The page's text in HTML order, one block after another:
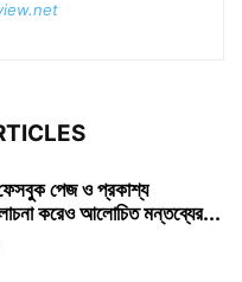
পেজ ও প্রকাশ্য
করেও আলোচিত মন্তব্যের...